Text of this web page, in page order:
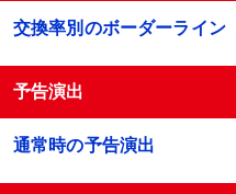
交換率別のボーダーライン
予告演出
通常時の予告演出